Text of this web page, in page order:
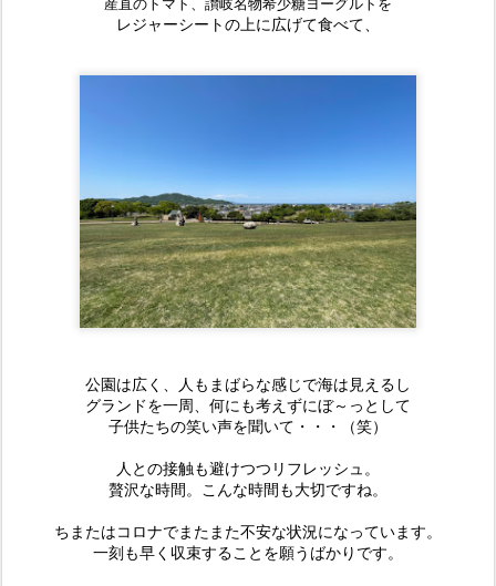
レジャーシートの上に広げて食べて、
公園は広く、人もまばらな感じで海は見えるし
グランドを一周、何にも考えずにぼ～っとして
子供たちの笑い声を聞いて・・・（笑）
人との接触も避けつつリフレッシュ。
贅沢な時間。こんな時間も大切ですね。
ちまたはコロナでまたまた不安な状況になっています。
一刻も早く収束することを願うばかりです。